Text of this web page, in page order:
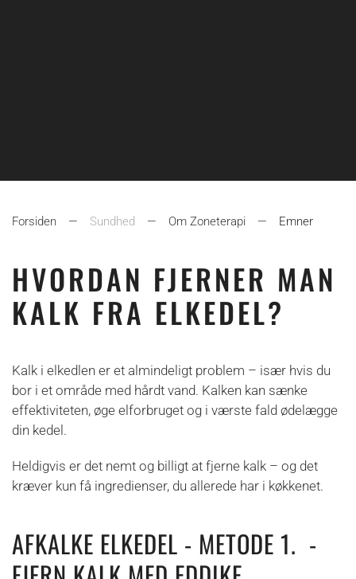
Forsiden Sundhed Om Zoneterapi Emner
HVORDAN FJERNER MAN
KALK FRA ELKEDEL?
Kalk i elkedlen er et almindeligt problem – især hvis du
bor i et område med hårdt vand. Kalken kan sænke
effektiviteten, øge elforbruget og i værste fald ødelægge
din kedel.
Heldigvis er det nemt og billigt at fjerne kalk – og det
kræver kun få ingredienser, du allerede har i køkkenet.
AFKALKE ELKEDEL - METODE 1. -